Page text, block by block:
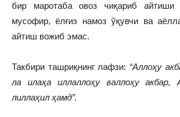
бир маротаба овоз чиқариб
мусофир, ёлғиз намоз ўқувчи ва
айтиш вожиб эмас.
Такбири ташриқнинг лафзи: “Аллоҳу
ла илаҳа иллаллоҳу валлоҳу акбар,
лиллаҳил ҳамд”.